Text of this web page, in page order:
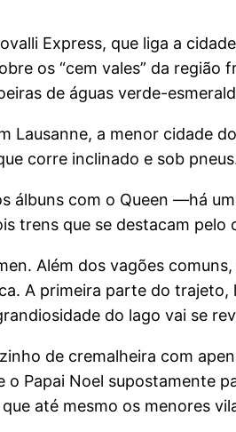
Express, que liga a
os “cem vales” da
de águas verde-
Lausanne, a menor cidade
corre inclinado e sob
com o Queen —há
trens que se destacam pelo
Além dos vagões
A primeira parte do
do lago vai se
de cremalheira com
Papai Noel supostamente
até mesmo os menores